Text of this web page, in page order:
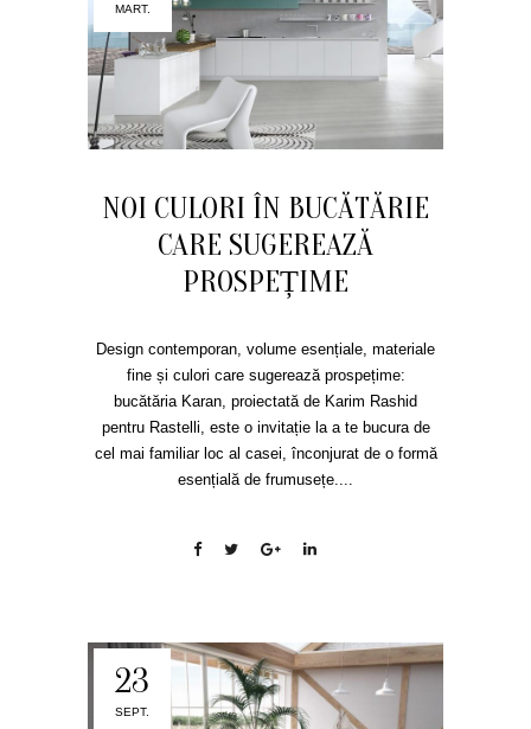
MART.
NOI CULORI ÎN BUCĂTĂRIE
CARE SUGEREAZĂ
PROSPEȚIME
Design contemporan, volume esențiale, materiale
fine și culori care sugerează prospețime:
bucătăria Karan, proiectată de Karim Rashid
pentru Rastelli, este o invitație la a te bucura de
cel mai familiar loc al casei, înconjurat de o formă
esențială de frumusețe....
23
SEPT.